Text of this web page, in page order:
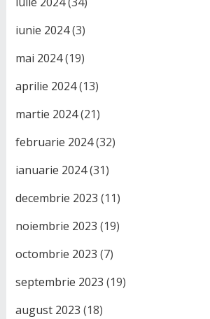
iunie 2024(3)
mai 2024(19)
aprilie 2024(13)
martie 2024(21)
februarie 2024(32)
ianuarie 2024(31)
decembrie 2023 (11)
noiembrie 2023 (19)
octombrie 2023 (7)
septembrie 2023 (19)
august 2023 (18)